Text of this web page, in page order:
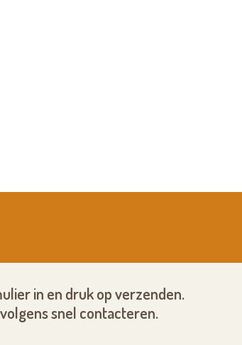
in en druk op verzenden.
snel contacteren.